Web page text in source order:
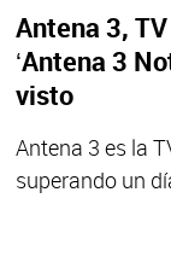
Antena 3,
‘Antena 3
visto
Antena 3 es la
superando un